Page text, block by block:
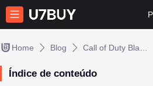
Home Blog
Índice de conteúdo